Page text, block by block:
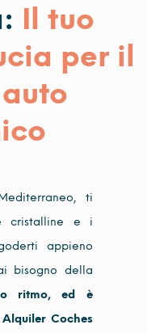
Il tuo
per il
ti
cristalline e i
appieno
bisogno della
ritmo, ed è
Coches